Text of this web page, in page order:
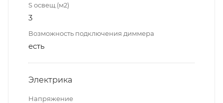
S освещ.(м2)
3
Возможность подключения диммера
есть
Электрика
Напряжение